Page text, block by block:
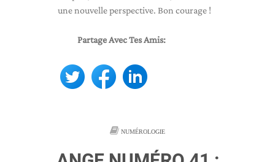
une nouvelle perspective. Bon courage !
Partage Avec Tes Amis:
NUMÉROLOGIE